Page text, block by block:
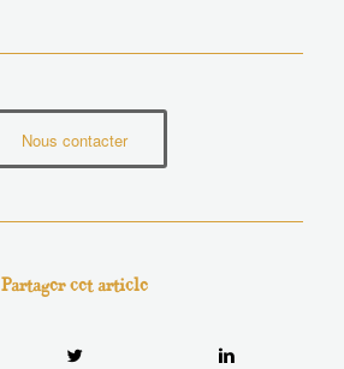
Nous contacter
Partager cet article